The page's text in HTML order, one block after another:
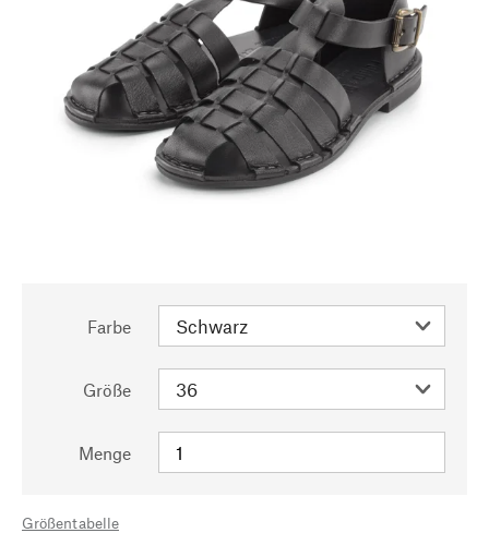
Farbe
Größe
Menge
Größentabelle